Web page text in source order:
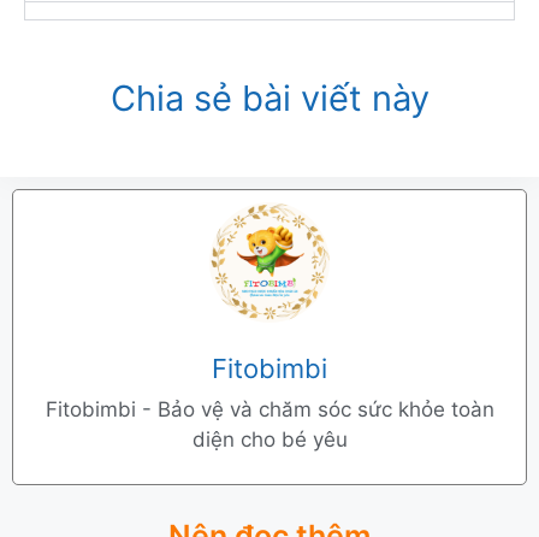
Chia sẻ bài viết này
Fitobimbi
Fitobimbi - Bảo vệ và chăm sóc sức khỏe toàn
diện cho bé yêu